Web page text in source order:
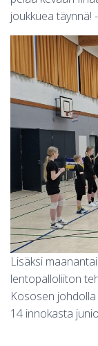
joukkuea täynnä!
Lisäksi
lentopalloliiton
Kososen
14 innokasta